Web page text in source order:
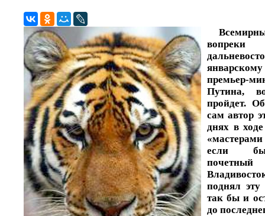
премьер-
Путина,
пройдет.
сам автор
днях в
если бы
поднял эту
так бы и
до